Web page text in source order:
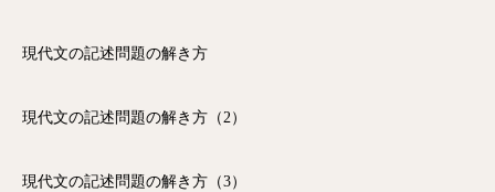
現代文の記述問題の解き方
現代文の記述問題の解き方（2）
現代文の記述問題の解き方（3）